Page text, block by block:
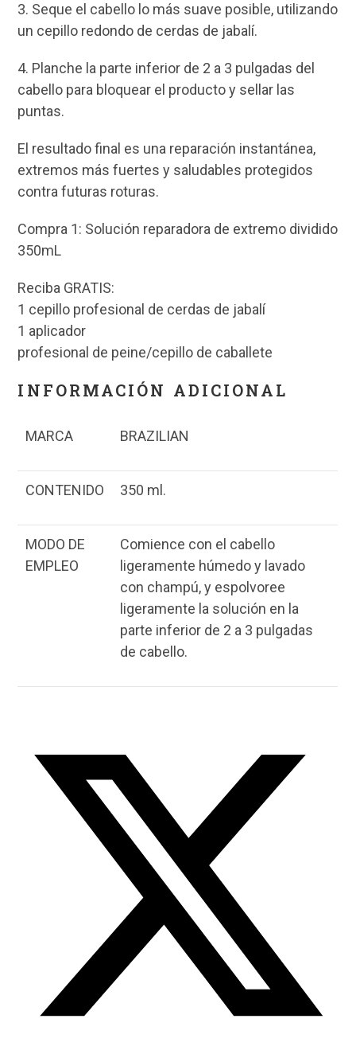
3. Seque el cabello lo más suave posible, utilizando
un cepillo redondo de cerdas de jabalí.
4. Planche la parte inferior de 2 a 3 pulgadas del
cabello para bloquear el producto y sellar las
puntas.
El resultado final es una reparación instantánea,
extremos más fuertes y saludables protegidos
contra futuras roturas.
Compra 1: Solución reparadora de extremo dividido
350mL
Reciba GRATIS:
1 cepillo profesional de cerdas de jabalí
1 aplicador
profesional de peine/cepillo de caballete
INFORMACIÓN ADICIONAL
MARCA BRAZILIAN
CONTENIDO 350 ml.
MODO DE
EMPLEO
Comience con el cabello
ligeramente húmedo y lavado
con champú, y espolvoree
ligeramente la solución en la
parte inferior de 2 a 3 pulgadas
de cabello.